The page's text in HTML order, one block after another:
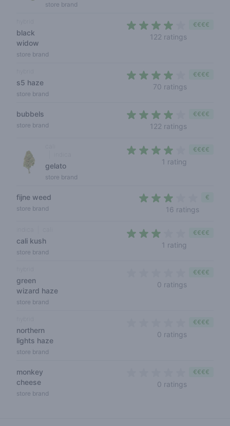
store brand
black
widow
store brand
122 ratings
€€€€
s5 haze
store brand
70 ratings
€€€€
bubbels
store brand 122 ratings
€€€€
gelato
store brand
1 rating
€€€€
fijne weed
store brand 16 ratings
€
cali kush
store brand
1 rating
€€€€
green
wizard haze
store brand
0 ratings
€€€€
northern
lights haze
store brand
0 ratings
€€€€
monkey
cheese
store brand
0 ratings
€€€€